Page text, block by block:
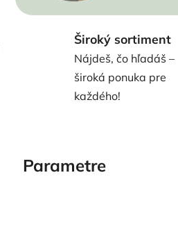
Široký sortiment
Nájdeš, čo hľadáš –
široká ponuka pre
každého!
Parametre